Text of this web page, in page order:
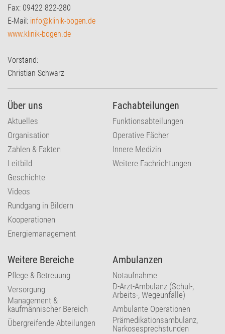
Fax: 09422 822-280
E-Mail: info@klinik-bogen.de
www.klinik-bogen.de
Vorstand:
Christian Schwarz
Über uns
Aktuelles
Organisation
Zahlen & Fakten
Leitbild
Geschichte
Videos
Rundgang in Bildern
Kooperationen
Energiemanagement
Fachabteilungen
Funktionsabteilungen
Operative Fächer
Innere Medizin
Weitere Fachrichtungen
Weitere Bereiche
Pflege & Betreuung
Versorgung
Management &
kaufmännischer Bereich
Übergreifende Abteilungen
Ambulanzen
Notaufnahme
D-Arzt-Ambulanz (Schul-,
Arbeits-, Wegeunfälle)
Ambulante Operationen
Prämedikationsambulanz,
Narkosesprechstunden